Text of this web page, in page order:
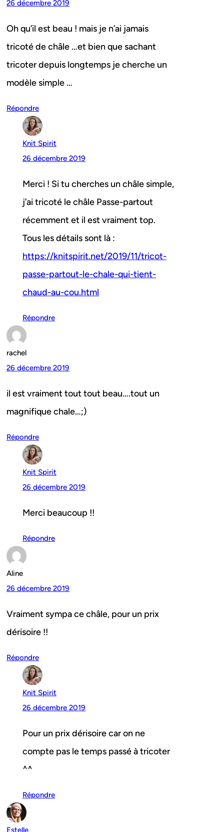
26 décembre 2019
Oh qu’il est beau ! mais je n’ai jamais
tricoté de châle …et bien que sachant
tricoter depuis longtemps je cherche un
modèle simple …
Répondre
Knit Spirit
26 décembre 2019
Merci ! Si tu cherches un châle simple,
j’ai tricoté le châle Passe-partout
récemment et il est vraiment top.
Tous les détails sont là :
https://knitspirit.net/2019/11/tricot-
passe-partout-le-chale-qui-tient-
chaud-au-cou.html
Répondre
rachel
26 décembre 2019
il est vraiment tout tout beau….tout un
magnifique chale…;)
Répondre
Knit Spirit
26 décembre 2019
Merci beaucoup !!
Répondre
Aline
26 décembre 2019
Vraiment sympa ce châle, pour un prix
dérisoire !!
Répondre
Knit Spirit
26 décembre 2019
Pour un prix dérisoire car on ne
compte pas le temps passé à tricoter
^^
Répondre
Estelle